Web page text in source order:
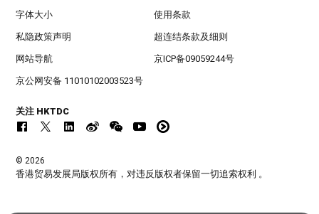
字体大小 使用条款
私隐政策声明 超连结条款及细则
网站导航 京ICP备09059244号
京公网安备 11010102003523号
关注 HKTDC
© 2026
香港贸易发展局版权所有，对违反版权者保留一切追索权利 。